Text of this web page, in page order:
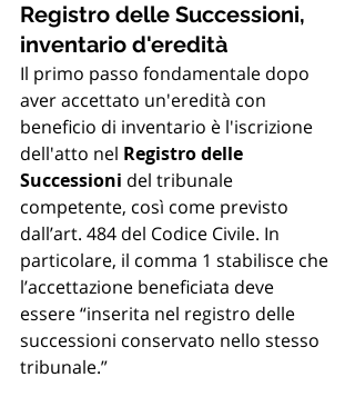
Registro delle Successioni,
inventario d'eredità
Il primo passo fondamentale dopo
aver accettato un'eredità con
beneficio di inventario è l'iscrizione
dell'atto nel Registro delle
Successioni del tribunale
competente, così come previsto
dall’art. 484 del Codice Civile. In
particolare, il comma 1 stabilisce che
l’accettazione beneficiata deve
essere “inserita nel registro delle
successioni conservato nello stesso
tribunale.”